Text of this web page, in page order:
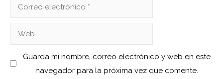
Guarda mi nombre, correo electrónico y web en este
navegador para la próxima vez que comente.